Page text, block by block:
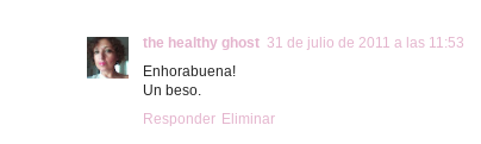
the healthy ghost 31 de julio de 2011 a las 11:53
Enhorabuena!
Un beso.
Responder Eliminar